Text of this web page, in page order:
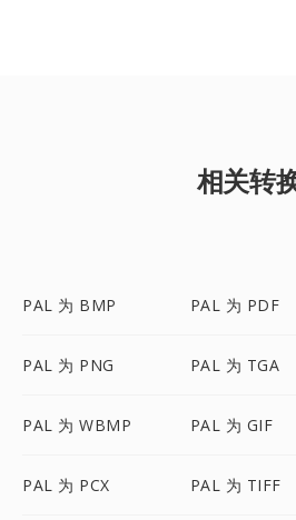
相关转
PAL 为 BMP PAL 为 PDF
PAL 为 PNG PAL 为 TGA
PAL 为 WBMP PAL 为 GIF
PAL 为 PCX PAL 为 TIFF